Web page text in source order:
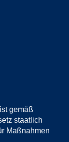
gemäß
staatlich
Maßnahmen